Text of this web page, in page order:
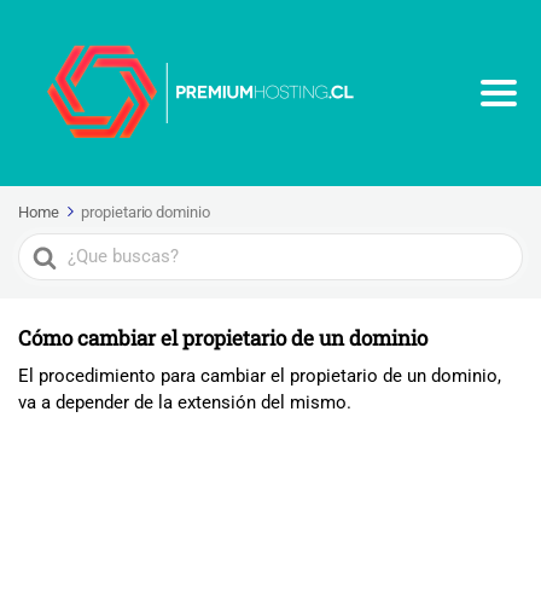
Home propietario dominio
Search
For
Cómo cambiar el propietario de un dominio
El procedimiento para cambiar el propietario de un dominio,
va a depender de la extensión del mismo.